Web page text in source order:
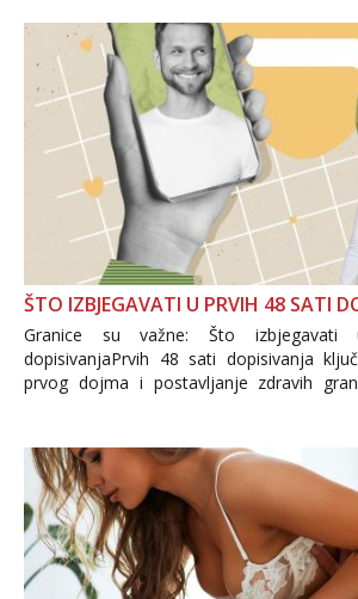
ŠTO IZBJEGAVATI U PRVIH 48 SATI
Granice su važne: Što
dopisivanjaPrvih 48 sati dopisivanja
prvog dojma i postavljanje zdravih
Važno je izbjeći prebrzo otkrivanje
informacija, jer nepoznata osoba
povjerenje. Takođe...